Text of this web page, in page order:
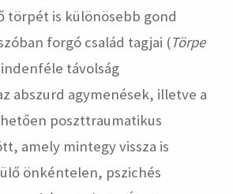
törpét is különösebb gond
forgó család tagjai (Törpe
távolság
abszurd agymenések, illetve a
poszttraumatikus
amely mintegy vissza is
önkéntelen, pszichés